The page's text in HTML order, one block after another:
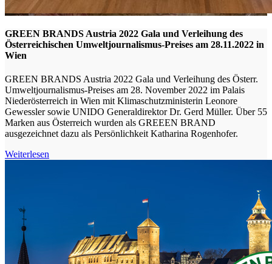
GREEN BRANDS Austria 2022 Gala und Verleihung des
Österreichischen Umweltjournalismus-Preises am 28.11.2022 in
Wien
GREEN BRANDS Austria 2022 Gala und Verleihung des Österr.
Umweltjournalismus-Preises am 28. November 2022 im Palais
Niederösterreich in Wien mit Klimaschutzministerin Leonore
Gewessler sowie UNIDO Generaldirektor Dr. Gerd Müller. Über 55
Marken aus Österreich wurden als GREEEN BRAND
ausgezeichnet dazu als Persönlichkeit Katharina Rogenhofer.
Weiterlesen